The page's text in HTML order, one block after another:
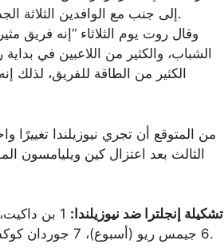
إلى جنب مع الوافدين الثلاثة الجدد، لدى كل من إميليو جاي وماثيو فيشر مباراة دولية واحدة سابقة.
وقال روت يوم الثلاثاء “إنه فريق
الشباب، والكثير من اللاعبين في
من المتوقع أن تجري نيوزيلندا تغييرًا
الثالث بعد اعتزال كين
تشكيلة إنجلترا ضد نيوزيلندا:
6 جيمس ريو (أسبوع)، 7 جوردان كوكس، 8 جوفرا آرتشر، 9 ماثيو فيشر، 10 جوش تونج، 11 سوني بيكر.